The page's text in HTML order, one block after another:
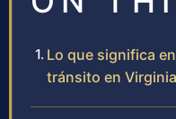
Lo que significa
tránsito en